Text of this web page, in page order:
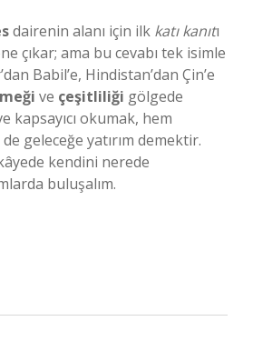
dairenin alanı için ilk katı kanıtı
çıkar; ama bu cevabı tek isimle
Babil’e, Hindistan’dan Çin’e
ve çeşitliliği gölgede
kapsayıcı okumak, hem
geleceğe yatırım demektir.
kendini nerede
buluşalım.